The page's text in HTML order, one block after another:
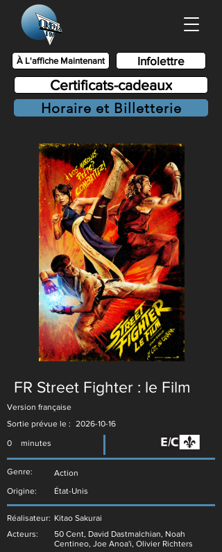
Infolettre
Certificats-cadeaux
Horaire et Billetterie
À L'affiche Maintenant
FR Street Fighter : le Film
Version française
Sortie prévue le : 2026-10-16
0
minutes
Genre:
Origine:
Action
État-Unis
Réalisateur: Kitao Sakurai
Acteurs:
50 Cent, David Dastmalchian, Noah
Centineo, Joe Anoa'i, Olivier Richters